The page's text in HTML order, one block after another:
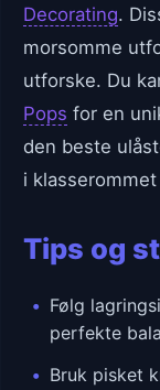
Decorating.
morsomme
utforske. Du
Pops for en
den beste
i
Tips og
Følg
perfekte
Bruk pisket